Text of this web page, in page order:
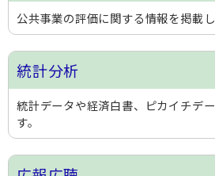
公共事業の評価に関する情報を掲載し
統計分析
統計データや経済白書、ピカイチデ
す。